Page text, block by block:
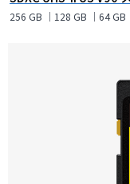
256 GB ｜128 GB ｜64 GB